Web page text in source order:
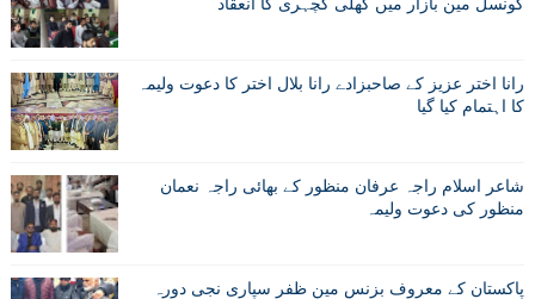
کونسل مین بازار میں کھلی کچہری کا انعقاد
رانا اختر عزیز کے صاحبزادے رانا بلال اختر کا دعوت ولیمہ
کا اہتمام کیا گیا
شاعر اسلام راجہ عرفان منظور کے بھائی راجہ نعمان
منظور کی دعوت ولیمہ
پاکستان کے معروف بزنس مین ظفر سپاری نجی دورہ